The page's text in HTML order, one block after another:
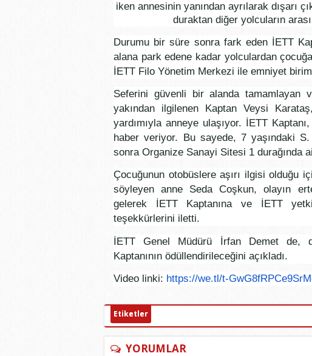
iken annesinin yanından ayrılarak dışarı
duraktan diğer yolcuların
Durumu bir süre sonra fark eden İETT
alana park edene kadar yolculardan
İETT Filo Yönetim Merkezi ile emniyet
Seferini güvenli bir alanda tamamlayan
yakından ilgilenen Kaptan Veysi
yardımıyla anneye ulaşıyor. İETT
haber veriyor. Bu sayede, 7 yaşındaki
sonra Organize Sanayi Sitesi 1 durağında
Çocuğunun otobüslere aşırı ilgisi olduğu
söyleyen anne Seda Coşkun, olayın
gelerek İETT Kaptanına ve İETT
teşekkürlerini iletti.
İETT Genel Müdürü İrfan Demet de,
Kaptanının ödüllendirileceğini açıkladı.
Video linki: https://we.tl/t-
Etiketler
YORUMLAR